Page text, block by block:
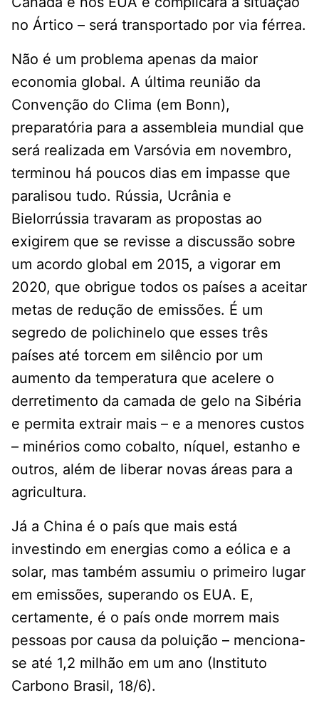
no Ártico – será transportado por via férrea.
Não é um problema apenas da maior
economia global. A última reunião da
Convenção do Clima (em Bonn),
preparatória para a assembleia mundial que
será realizada em Varsóvia em novembro,
terminou há poucos dias em impasse que
paralisou tudo. Rússia, Ucrânia e
Bielorrússia travaram as propostas ao
exigirem que se revisse a discussão sobre
um acordo global em 2015, a vigorar em
2020, que obrigue todos os países a aceitar
metas de redução de emissões. É um
segredo de polichinelo que esses três
países até torcem em silêncio por um
aumento da temperatura que acelere o
derretimento da camada de gelo na Sibéria
e permita extrair mais – e a menores custos
– minérios como cobalto, níquel, estanho e
outros, além de liberar novas áreas para a
agricultura.
Já a China é o país que mais está
investindo em energias como a eólica e a
solar, mas também assumiu o primeiro lugar
em emissões, superando os EUA. E,
certamente, é o país onde morrem mais
pessoas por causa da poluição – menciona-
se até 1,2 milhão em um ano (Instituto
Carbono Brasil, 18/6).